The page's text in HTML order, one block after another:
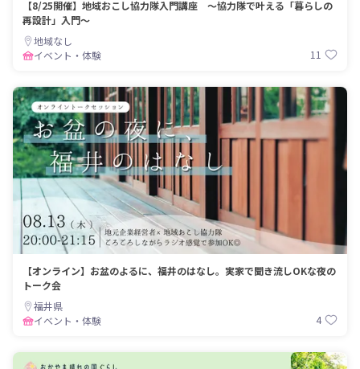
【8/25開催】地域おこし協力隊入門講座 〜協力隊で叶える「暮らしの
再設計」入門〜
地域なし
イベント・体験
11
【オンライン】お盆のよるに、福井のはなし。実家で聞き流しOKな夜の
トーク会
福井県
イベント・体験
4